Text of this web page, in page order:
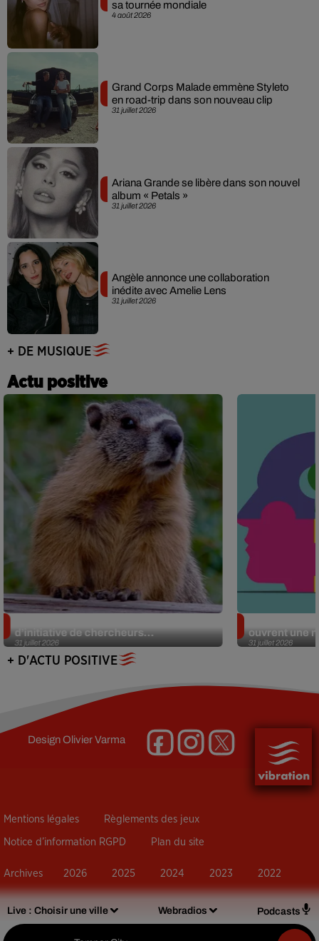
Live : Choisir une ville Webradios Podcasts
4 août 2026
sa tournée mondiale
31 juillet 2026
Grand Corps Malade emmène Styleto
en road-trip dans son nouveau clip
31 juillet 2026
Ariana Grande se libère dans son nouvel
album « Petals »
31 juillet 2026
Angèle annonce une collaboration
inédite avec Amelie Lens
+ DE MUSIQUE
Actu positive
31 juillet 2026
d’initiative de chercheurs...
31 juillet 2026
ouvrent une
+ D'ACTU POSITIVE
DesignOlivier Varma
Mentions légales Règlements des jeux
Notice d’information RGPD Plan du site
Archives 2026 2025 2024 2023 2022